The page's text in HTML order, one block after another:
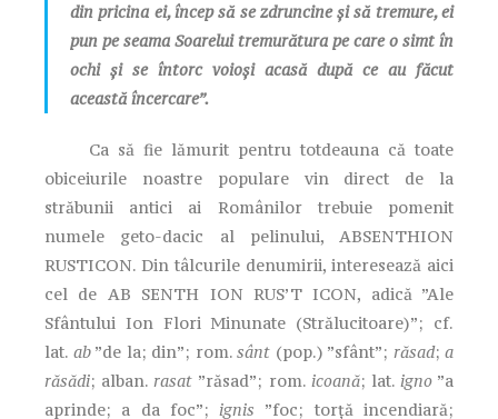
din pricina ei, încep să se zdruncine și să tremure, ei
pun pe seama Soarelui tremurătura pe care o simt în
ochi și se întorc voioși acasă după ce au făcut
această încercare”.
Ca să fie lămurit pentru totdeauna că toate
obiceiurile noastre populare vin direct de la
străbunii antici ai Românilor trebuie pomenit
numele geto-dacic al pelinului, ABSENTHION
RUSTICON. Din tâlcurile denumirii, interesează aici
cel de AB SENTH ION RUS’T ICON, adică ”Ale
Sfântului Ion Flori Minunate (Strălucitoare)”; cf.
lat. ab”de la; din”; rom. sânt (pop.) ”sfânt”; răsad; a
răsădi; alban.rasat ”răsad”; rom. icoană; lat. igno”a
aprinde; a da foc”;ignis ”foc; torță incendiară;